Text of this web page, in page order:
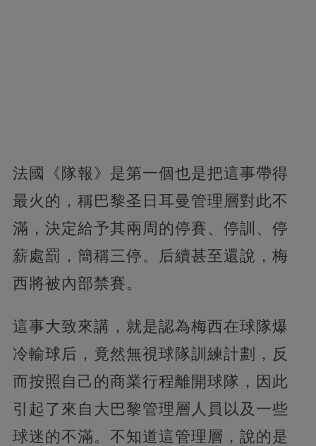
法國《隊報》是第一個也是把這事帶得
最火的，稱巴黎圣日耳曼管理層對此不
滿，決定給予其兩周的停賽、停訓、停
薪處罰，簡稱三停。后續甚至還說，梅
西將被內部禁賽。
這事大致來講，就是認為梅西在球隊爆
冷輸球后，竟然無視球隊訓練計劃，反
而按照自己的商業行程離開球隊，因此
引起了來自大巴黎管理層人員以及一些
球迷的不滿。不知道這管理層，說的是